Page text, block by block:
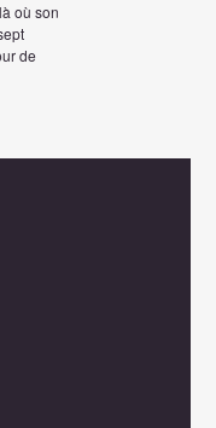
où son
de